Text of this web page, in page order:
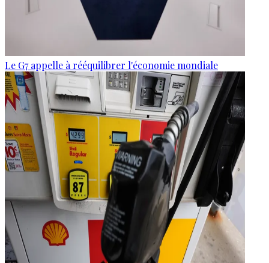
Le G7 appelle à rééquilibrer l'économie mondiale